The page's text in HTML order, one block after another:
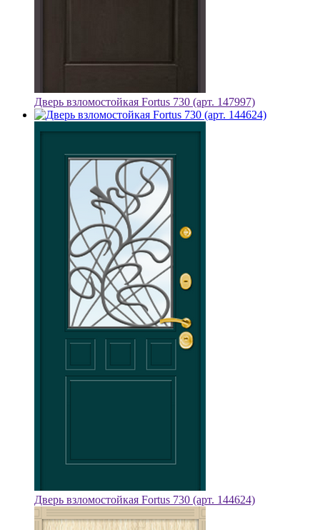
Дверь взломостойкая Fortus 730 (арт. 147997)
Дверь взломостойкая Fortus 730 (арт. 144624)